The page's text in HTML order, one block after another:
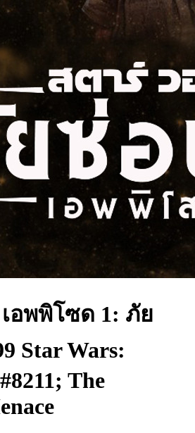
อพพิโซด 1: ภัย
Star Wars:
The